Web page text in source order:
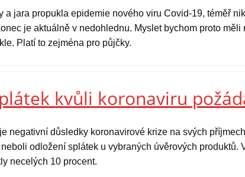
a jara propukla epidemie nového viru Covid-19, téměř
je aktuálně v nedohlednu. Myslet bychom proto
Platí to zejména pro půjčky.
kvůli koronaviru
negativní důsledky koronavirové krize na svých
odložení splátek u vybraných úvěrových
necelých 10 procent.